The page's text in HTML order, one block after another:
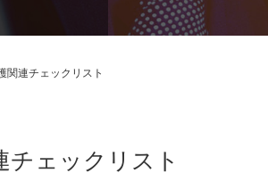
関連チェックリスト
チェックリスト